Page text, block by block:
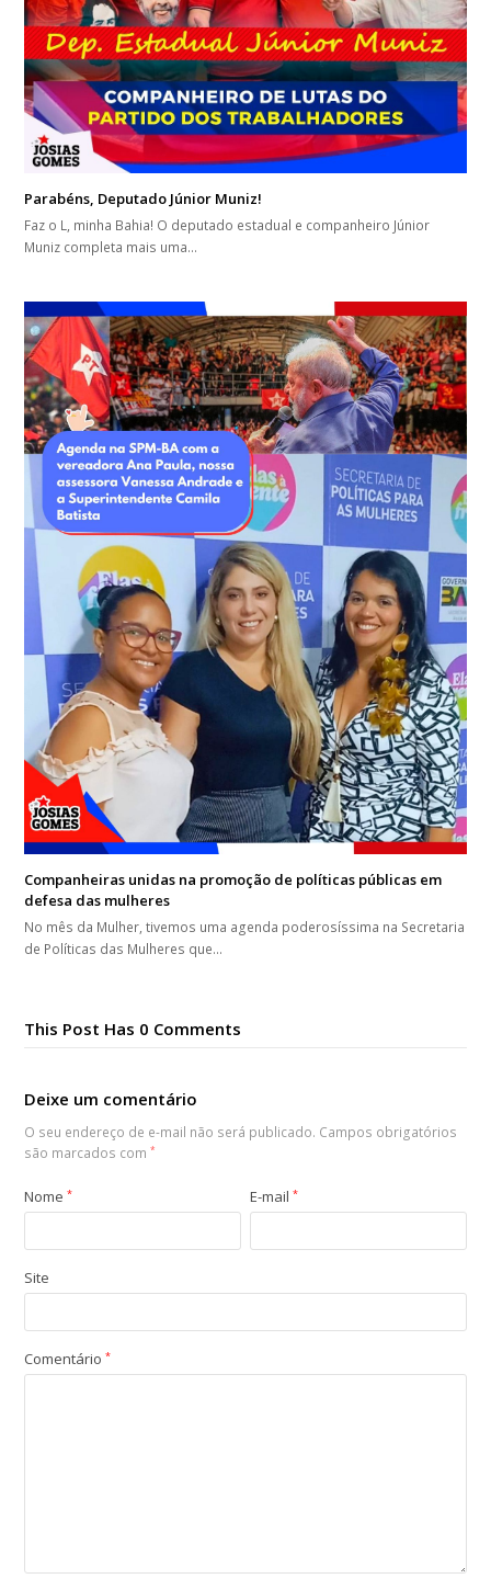
Parabéns, Deputado Júnior Muniz!
Faz o L, minha Bahia! O deputado estadual e companheiro Júnior
Muniz completa mais uma…
Companheiras unidas na promoção de políticas públicas em
defesa das mulheres
No mês da Mulher, tivemos uma agenda poderosíssima na Secretaria
de Políticas das Mulheres que…
This Post Has 0 Comments
Deixe um comentário
O seu endereço de e-mail não será publicado. Campos obrigatórios
são marcados com*
Nome* E-mail*
Site
Comentário*